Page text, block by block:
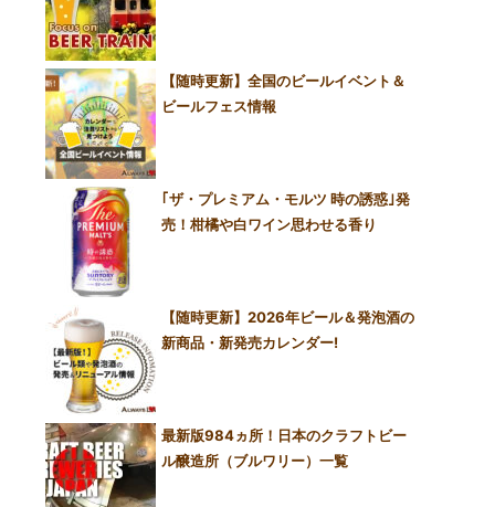
【随時更新】全国のビールイベント＆
ビールフェス情報
｢ザ・プレミアム・モルツ 時の誘惑｣発
売！柑橘や白ワイン思わせる香り
【随時更新】2026年ビール＆発泡酒の
新商品・新発売カレンダー!
最新版984ヵ所！日本のクラフトビー
ル醸造所（ブルワリー）一覧